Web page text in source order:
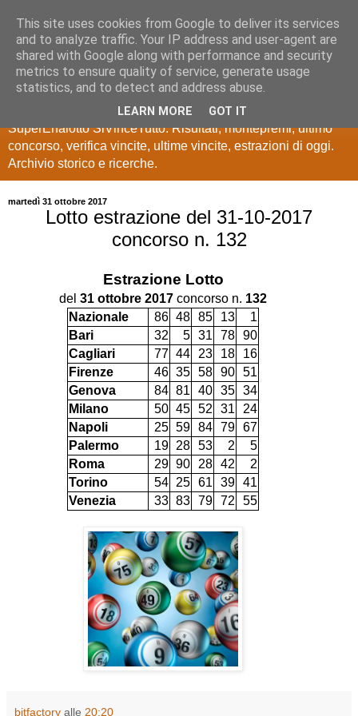
Estrazioni Lotto
SuperEnalotto
Ultime estrazioni di Lotto, SuperEnalotto, 10 e lotto,
SuperEnalotto SiVinceTutto. Risultati, montepremi, ultimo
concorso, verifica vincite, ultime vincite, estrazioni di oggi.
Archivio storico e ricerche.
martedì 31 ottobre 2017
Lotto estrazione del 31-10-2017
concorso n. 132
Estrazione Lotto
del 31 ottobre 2017 concorso n. 132
Nazionale
86 48 85 13
1
Bari
32 5 31 78 90
Cagliari
77 44 23 18
16
Firenze
46 35 58 90 51
Genova
84 81 40 35 34
Milano
50 45 52 31
24
Napoli
25 59 84 79 67
Palermo
19 28 53 2
5
Roma
29 90 28 42
2
Torino
54 25 61 39 41
Venezia
33 83 79 72 55
bitfactory alle 20:20
This site uses cookies from Google to deliver its services
and to analyze traffic. Your IP address and user-agent are
shared with Google along with performance and security
metrics to ensure quality of service, generate usage
statistics, and to detect and address abuse.
LEARN MORE GOT IT